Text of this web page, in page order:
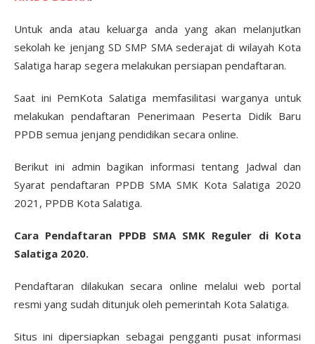
Untuk anda atau keluarga anda yang akan melanjutkan
sekolah ke jenjang SD SMP SMA sederajat di wilayah Kota
Salatiga harap segera melakukan persiapan pendaftaran.
Saat ini PemKota Salatiga memfasilitasi warganya untuk
melakukan pendaftaran Penerimaan Peserta Didik Baru
PPDB semua jenjang pendidikan secara online.
Berikut ini admin bagikan informasi tentang Jadwal dan
Syarat pendaftaran PPDB SMA SMK Kota Salatiga 2020
2021, PPDB Kota Salatiga.
Cara Pendaftaran PPDB SMA SMK Reguler di Kota
Salatiga 2020.
Pendaftaran dilakukan secara online melalui web portal
resmi yang sudah ditunjuk oleh pemerintah Kota Salatiga.
Situs ini dipersiapkan sebagai pengganti pusat informasi